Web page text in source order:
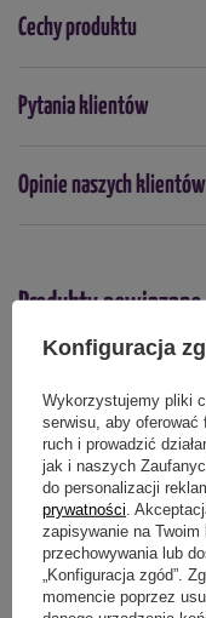
Cechy produktu
Symbol
4000159082410
nie
Podmiot odpowiedzialny za
Pytania klientów
Opinie naszych klientów
Produkty powiązane
Konfiguracja
Wykorzystujemy pliki
serwisu, aby oferować
ruch i prowadzić
jak i naszych
do personalizacji
prywatności .
zapisywanie na
przechowywania lub
„Konfiguracja zgód”.
momencie poprzez